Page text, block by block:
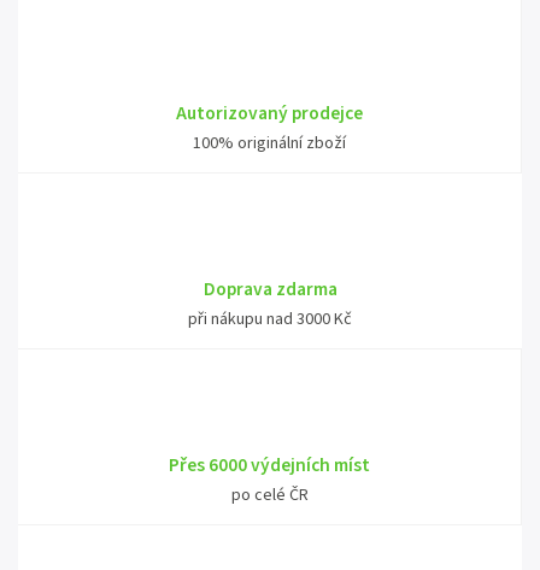
Autorizovaný prodejce
100% originální zboží
Doprava zdarma
při nákupu nad 3000 Kč
Přes 6000 výdejních míst
po celé ČR